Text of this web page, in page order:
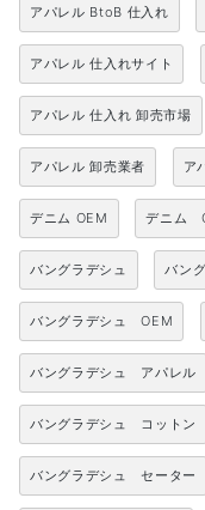
アパレル BtoB 仕入れ
アパレル 仕入れサイト
アパレル 仕入れ 卸売市場
アパレル 卸売業者 ア
デニム OEM デニム
バングラデシュ バン
バングラデシュ OEM
バングラデシュ アパレル
バングラデシュ コットン
バングラデシュ セーター